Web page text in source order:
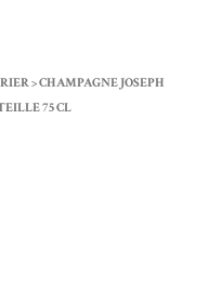
>CHAMPAGNE JOSEPH
75 CL